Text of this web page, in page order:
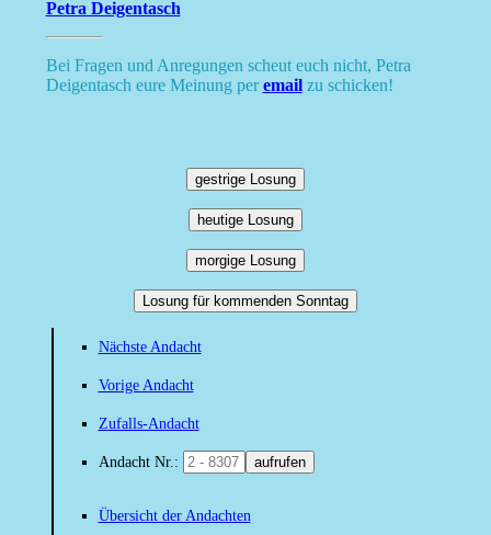
Petra Deigentasch
Bei Fragen und Anregungen scheut euch nicht, Petra
Deigentasch eure Meinung peremailzu schicken!
gestrige Losung
heutige Losung
morgige Losung
Losung für kommenden Sonntag
Nächste Andacht
Vorige Andacht
Zufalls-Andacht
Andacht Nr.: aufrufen
Übersicht der Andachten